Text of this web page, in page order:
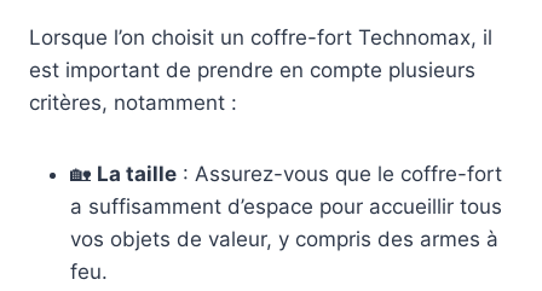
Lorsque l’on choisit un coffre-fort Technomax, il
est important de prendre en compte plusieurs
critères, notamment :
🏡 La taille : Assurez-vous que le coffre-fort
a suffisamment d’espace pour accueillir tous
vos objets de valeur, y compris des armes à
feu.